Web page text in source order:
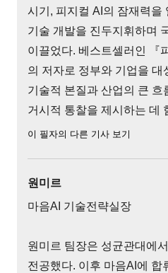
시기, 피지컬 AI의 잠재력을
기술 개발을 진두지휘하며
이끌었다. 베스트셀러인 『
의 저자로 정부와 기업을 대
기술적 본질과 산업의 큰 흐
거시적 통찰을 제시하는 데
이 필자의 다른 기사 보기
원미르
마음AI 기술전략실장
원미르 팀장은 성균관대에
전공했다. 이후 마음AI에 합